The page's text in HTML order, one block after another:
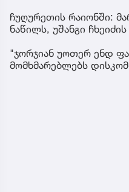
ჩუღურეთის რაიონში:
ნაწილს, უშანგი ჩხეიძის
"ჯორჯიან უოთერ ენდ
მომხმარებლებს